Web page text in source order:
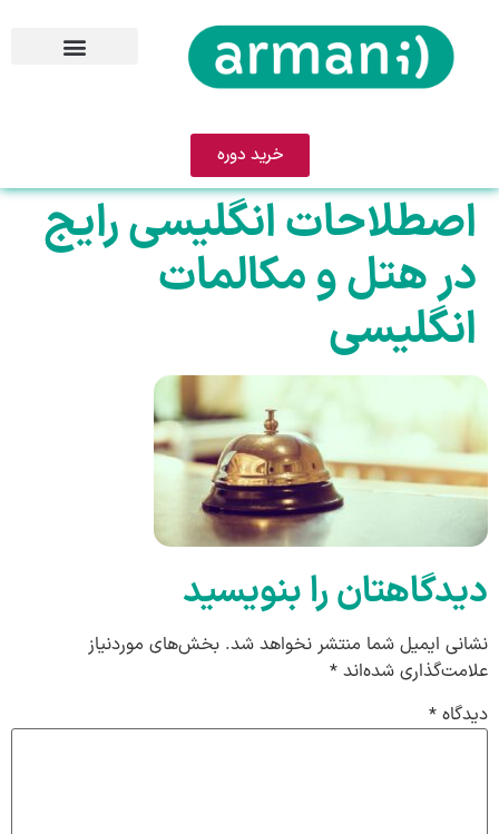
خرید دوره
اصطلاحات انگلیسی رایج
در هتل و مکالمات
انگلیسی
دیدگاهتان را بنویسید
نشانی ایمیل شما منتشر نخواهد شد. بخش‌های موردنیاز
علامت‌گذاری شده‌اند *
دیدگاه *